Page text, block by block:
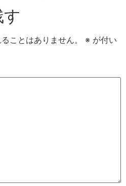
ことはありません。 ※ が付い